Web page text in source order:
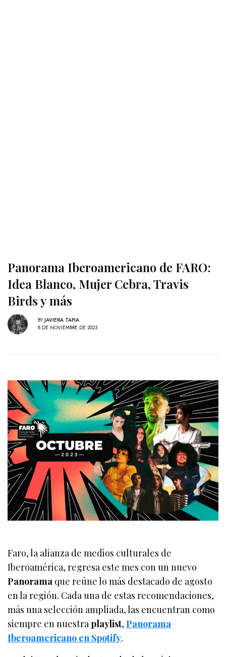
Panorama Iberoamericano de FARO:
Idea Blanco, Mujer Cebra, Travis
Birds y más
BY JAVIERA TAPIA
8 DE NOVIEMBRE DE 2023
Faro, la alianza de medios culturales de
Iberoamérica, regresa este mes con un nuevo
Panorama que reúne lo más destacado de agosto
en la región. Cada una de estas recomendaciones,
más una selección ampliada, las encuentran como
siempre en nuestraplaylist,Panorama
Iberoamericano en Spotify.